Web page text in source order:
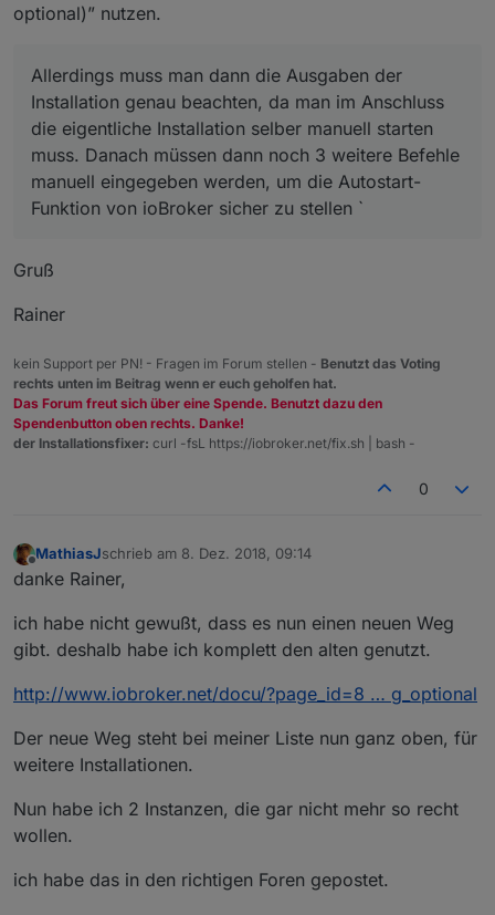
optional)” nutzen.
Allerdings muss man dann die Ausgaben der
Installation genau beachten, da man im Anschluss
die eigentliche Installation selber manuell starten
muss. Danach müssen dann noch 3 weitere Befehle
manuell eingegeben werden, um die Autostart-
Funktion von ioBroker sicher zu stellen `
Gruß
Rainer
kein Support per PN! - Fragen im Forum stellen - Benutzt das Voting
rechts unten im Beitrag wenn er euch geholfen hat.
Das Forum freut sich über eine Spende. Benutzt dazu den
Spendenbutton oben rechts. Danke!
der Installationsfixer: curl -fsL https://iobroker.net/fix.sh | bash -
0
Offline
MathiasJschrieb am 8. Dez. 2018, 09:14
zuletzt editiert von
danke Rainer,
ich habe nicht gewußt, dass es nun einen neuen Weg
gibt. deshalb habe ich komplett den alten genutzt.
http://www.iobroker.net/docu/?page_id=8 … g_optional
Der neue Weg steht bei meiner Liste nun ganz oben, für
weitere Installationen.
Nun habe ich 2 Instanzen, die gar nicht mehr so recht
wollen.
ich habe das in den richtigen Foren gepostet.